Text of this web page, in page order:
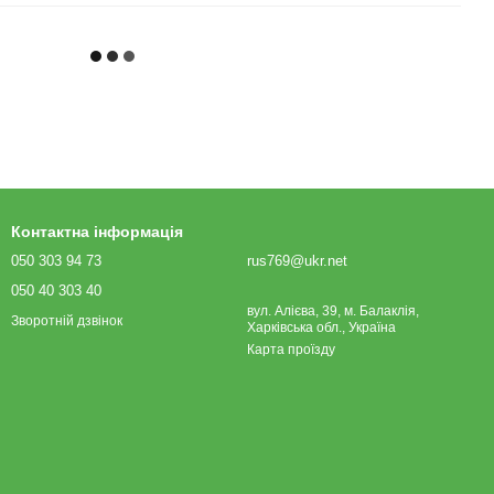
Контактна інформація
050 303 94 73
050 40 303 40
Зворотній дзвінок
rus769@ukr.net
вул. Алієва, 39, м. Балаклія,
Харківська обл., Україна
Карта проїзду